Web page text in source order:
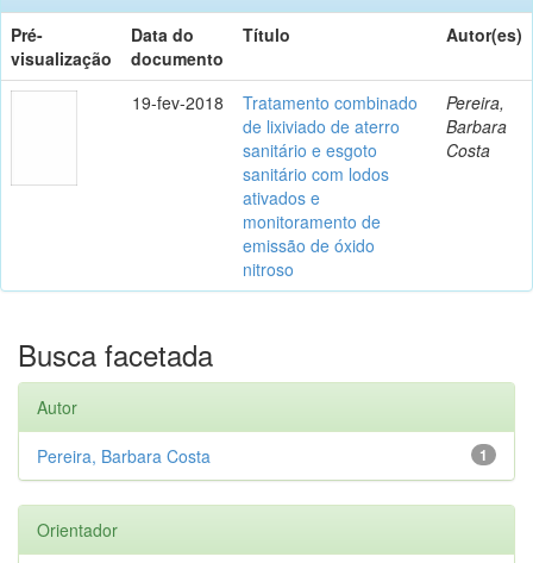
Pré-
visualização
Data do
documento
Título Autor(es)
19-fev-2018
Tratamento combinado
de lixiviado de aterro
sanitário e esgoto
sanitário com lodos
ativados e
monitoramento de
emissão de óxido
nitroso
Pereira,
Barbara
Costa
Busca facetada
Autor
1
Pereira, Barbara Costa
Orientador